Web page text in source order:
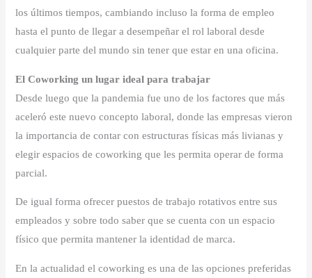
los últimos tiempos, cambiando incluso la forma de empleo
hasta el punto de llegar a desempeñar el rol laboral desde
cualquier parte del mundo sin tener que estar en una oficina.
El Coworking un lugar ideal para trabajar
Desde luego que la pandemia fue uno de los factores que más
aceleró este nuevo concepto laboral, donde las empresas vieron
la importancia de contar con estructuras físicas más livianas y
elegir espacios de coworking que les permita operar de forma
parcial.
De igual forma ofrecer puestos de trabajo rotativos entre sus
empleados y sobre todo saber que se cuenta con un espacio
físico que permita mantener la identidad de marca.
En la actualidad el coworking es una de las opciones preferidas